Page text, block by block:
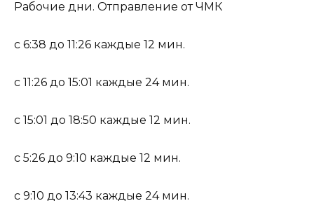
Рабочие дни. Отправление от ЧМК
с 6:38 до 11:26 каждые 12 мин.
с 11:26 до 15:01 каждые 24 мин.
с 15:01 до 18:50 каждые 12 мин.
с 5:26 до 9:10 каждые 12 мин.
с 9:10 до 13:43 каждые 24 мин.